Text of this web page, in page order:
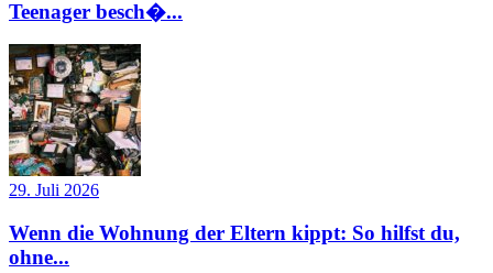
Teenager besch�...
29. Juli 2026
Wenn die Wohnung der Eltern kippt: So hilfst du,
ohne...